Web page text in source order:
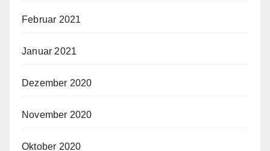
Februar 2021
Januar 2021
Dezember 2020
November 2020
Oktober 2020